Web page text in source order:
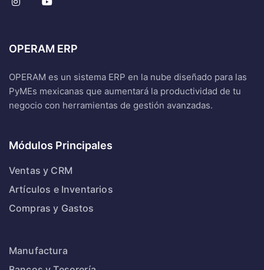
OPERAM ERP
OPERAM es un sistema ERP en la nube diseñado para las
PyMEs mexicanas que aumentará la productividad de tu
negocio con herramientas de gestión avanzadas.
Módulos Principales
Ventas y CRM
Artículos e Inventarios
Compras y Gastos
Manufactura